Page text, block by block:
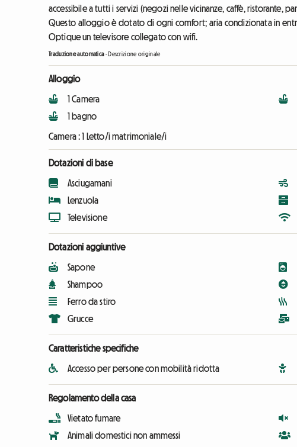
accessibile a tutti i servizi (negozi nelle vicinanze, caffè, ristorante,
Questo alloggio è dotato di ogni comfort; aria condizionata in
Optique un televisore collegato con wifi.
Traduzione automatica-Descrizione originale
Alloggio
1 Camera
1 bagno
Camera :1 Letto/i matrimoniale/i
Dotazioni di base
Asciugamani
Lenzuola
Televisione
Dotazioni aggiuntive
Sapone
Shampoo
Ferro da stiro
Grucce
Caratteristiche specifiche
Accesso per persone con mobilità ridotta
Regolamento della casa
Vietato fumare
Animali domestici non ammessi